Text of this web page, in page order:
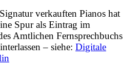
verkauften Pianos hat
Spur als Eintrag im
Amtlichen Fernsprechbuchs
– siehe: Digitale